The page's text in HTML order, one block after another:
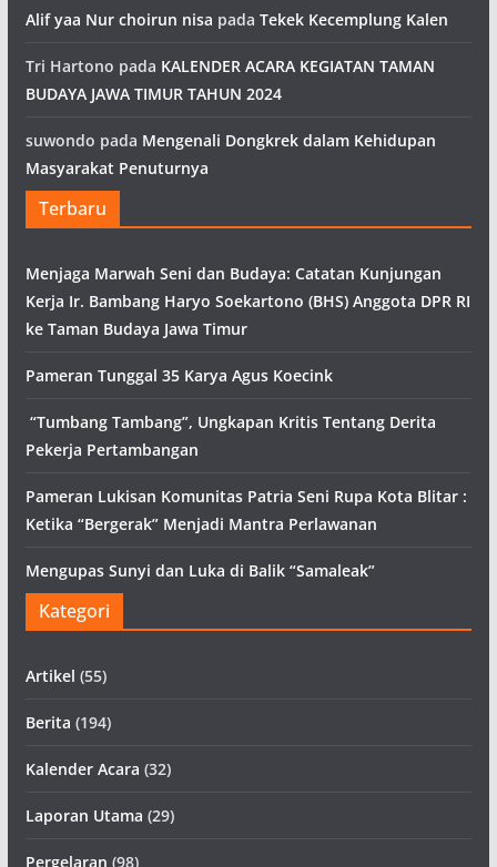
Alif yaa Nur choirun nisa pada Tekek Kecemplung Kalen
Tri Hartono pada KALENDER ACARA KEGIATAN TAMAN
BUDAYA JAWA TIMUR TAHUN 2024
suwondo pada Mengenali Dongkrek dalam Kehidupan
Masyarakat Penuturnya
Terbaru
Menjaga Marwah Seni dan Budaya: Catatan Kunjungan
Kerja Ir. Bambang Haryo Soekartono (BHS) Anggota DPR RI
ke Taman Budaya Jawa Timur
Pameran Tunggal 35 Karya Agus Koecink
“Tumbang Tambang”, Ungkapan Kritis Tentang Derita
Pekerja Pertambangan
Pameran Lukisan Komunitas Patria Seni Rupa Kota Blitar :
Ketika “Bergerak” Menjadi Mantra Perlawanan
Mengupas Sunyi dan Luka di Balik “Samaleak”
Kategori
Artikel (55)
Berita (194)
Kalender Acara (32)
Laporan Utama (29)
Pergelaran (98)